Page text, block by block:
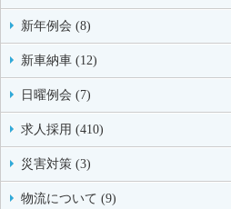
新年例会 (8)
新車納車 (12)
日曜例会 (7)
求人採用 (410)
災害対策 (3)
物流について (9)